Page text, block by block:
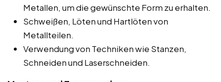
Metallen, um die gewünschte Form zu erhalten.
Schweißen, Löten und Hartlöten von
Metallteilen.
Verwendung von Techniken wie Stanzen,
Schneiden und Laserschneiden.